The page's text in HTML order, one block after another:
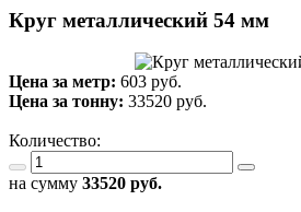
Круг металлический 54 мм
Цена за метр: 603 руб.
Цена за тонну: 33520 руб.
Количество:
на сумму 33520 руб.